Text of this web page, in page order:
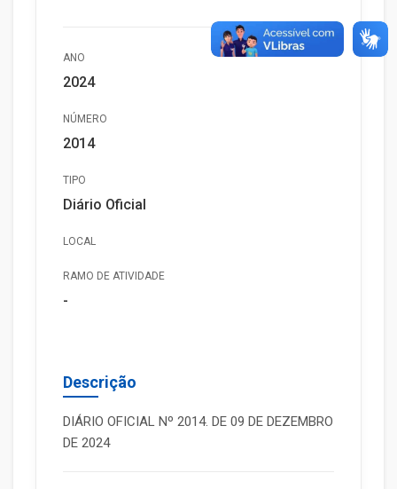
ANO
2024
NÚMERO
2014
TIPO
Diário Oficial
LOCAL
RAMO DE ATIVIDADE
-
Descrição
DIÁRIO OFICIAL Nº 2014. DE 09 DE DEZEMBRO
DE 2024